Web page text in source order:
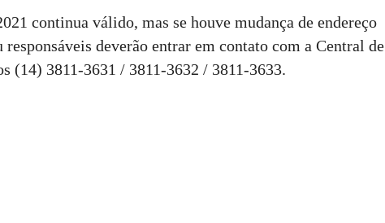
continua válido, mas se houve mudança de endereço
deverão entrar em contato com a Central de
(14) 3811-3631 / 3811-3632 / 3811-3633.